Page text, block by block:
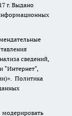
г. Выдано
сведений,
"Интернет",
Политика
модерировать